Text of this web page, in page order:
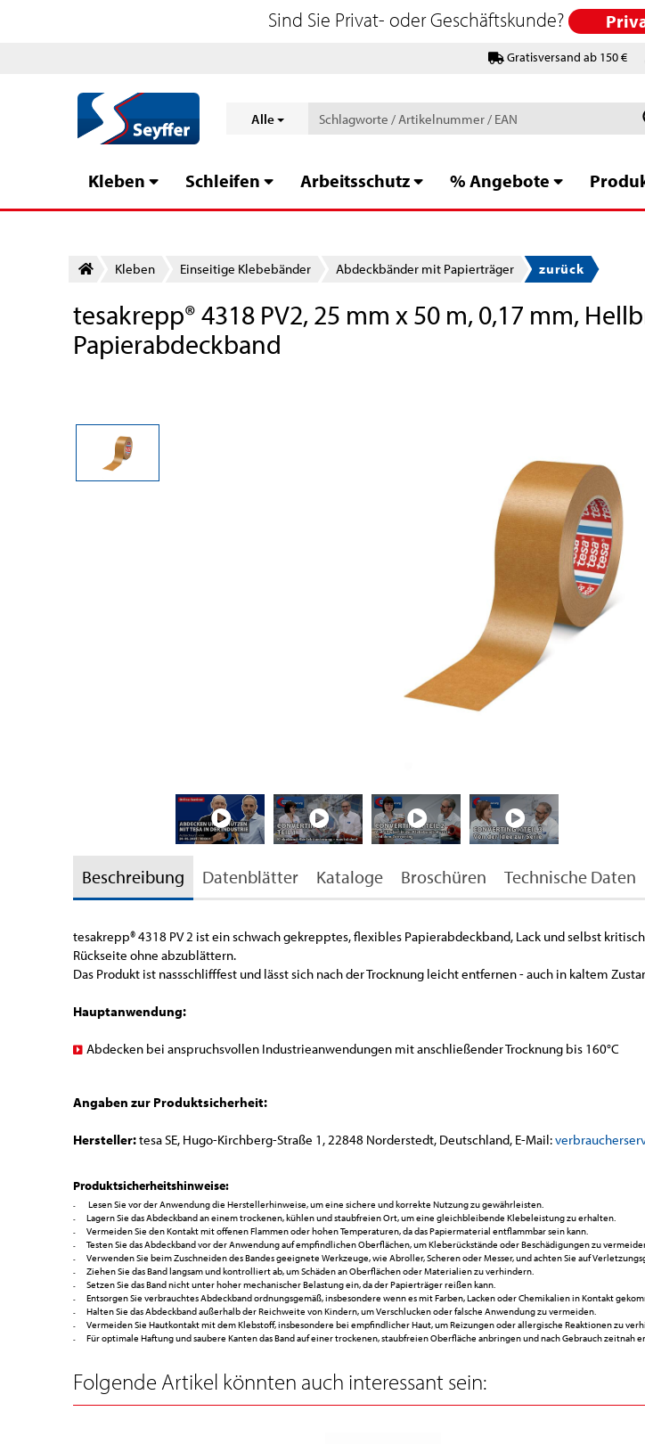
Gratisversand ab 150 €
Alle
Sind Sie Privat- oder Geschäftskunde?
Kleben Schleifen Arbeitsschutz % Angebote
Kleben Einseitige Klebebänder Abdeckbänder mit Papierträger zurück
tesakrepp® 4318 PV2, 25 mm x 50 m, 0,17 mm,
Papierabdeckband
Beschreibung Datenblätter Kataloge Broschüren Technische Daten
tesakrepp®4318 PV 2 ist ein schwach gekrepptes, flexibles Papierabdeckband, Lack und selbst
Rückseite ohne abzublättern.
Das Produkt ist nassschlifffest und lässt sich nach der Trocknung leicht entfernen - auch in kaltem
Hauptanwendung:
Abdecken bei anspruchsvollen Industrieanwendungen mit anschließender Trocknung bis 160°C
Angaben zur Produktsicherheit:
Hersteller:tesa SE, Hugo-Kirchberg-Straße 1, 22848 Norderstedt, Deutschland, E-Mail:
Produktsicherheitshinweise:
Lesen Sie vor der Anwendung die Herstellerhinweise, um eine sichere und korrekte Nutzung zu gewährleisten.
Lagern Sie das Abdeckband an einem trockenen, kühlen und staubfreien Ort, um eine gleichbleibende Klebeleistung zu erhalten.
Vermeiden Sie den Kontakt mit offenen Flammen oder hohen Temperaturen, da das Papiermaterial entflammbar sein kann.
Testen Sie das Abdeckband vor der Anwendung auf empfindlichen Oberflächen, um Kleberückstände oder Beschädigungen zu
Verwenden Sie beim Zuschneiden des Bandes geeignete Werkzeuge, wie Abroller, Scheren oder Messer, und achten Sie auf
Ziehen Sie das Band langsam und kontrolliert ab, um Schäden an Oberflächen oder Materialien zu verhindern.
Setzen Sie das Band nicht unter hoher mechanischer Belastung ein, da der Papierträger reißen kann.
Entsorgen Sie verbrauchtes Abdeckband ordnungsgemäß, insbesondere wenn es mit Farben, Lacken oder Chemikalien in Kontakt
Halten Sie das Abdeckband außerhalb der Reichweite von Kindern, um Verschlucken oder falsche Anwendung zu vermeiden.
Vermeiden Sie Hautkontakt mit dem Klebstoff, insbesondere bei empfindlicher Haut, um Reizungen oder allergische Reaktionen zu
Für optimale Haftung und saubere Kanten das Band auf einer trockenen, staubfreien Oberfläche anbringen und nach Gebrauch zeitnah
Folgende Artikel könnten auch interessant sein: